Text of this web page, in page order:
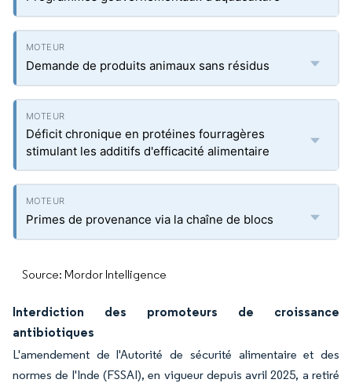
Demande de produits animaux sans résidus
Déficit chronique en protéines fourragères
stimulant les additifs d'efficacité alimentaire
Primes de provenance via la chaîne de blocs
Source: Mordor Intelligence
Interdiction des promoteurs de croissance
antibiotiques
L'amendement de l'Autorité de sécurité alimentaire et des
normes de l'Inde (FSSAI), en vigueur depuis avril 2025, a retiré